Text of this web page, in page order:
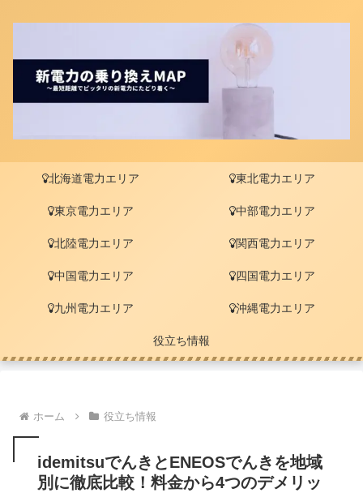
北海道電力エリア 東北電力エリア
東京電力エリア 中部電力エリア
北陸電力エリア 関西電力エリア
中国電力エリア 四国電力エリア
九州電力エリア 沖縄電力エリア
役立ち情報
ホーム 役立ち情報
idemitsuでんきとENEOSでんきを地域
別に徹底比較！料金から4つのデメリッ